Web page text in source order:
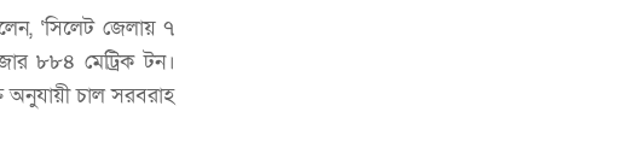
‘সিলেট জেলায় ৭
৮৮৪ মেট্রিক টন।
অনুযায়ী চাল সরবরাহ